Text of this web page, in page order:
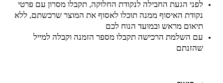
לפני הגעת החבילה לנקודת החלוקה, תקבלו מסרון עם פרטי
נקודת האיסוף ממנה תוכלו לאסוף את המוצר שרכשתם, ללא
תיאום מראש ובמועד הנוח לכם
עם השלמת הרכישה תקבלו מספר הזמנה וקבלה למייל
שהזנתם